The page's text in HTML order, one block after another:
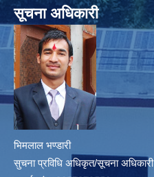
सूचना अधिकारी
भिमलाल भण्डारी
सुचना प्रविधि अधिकृत/सूचना अधिकारी